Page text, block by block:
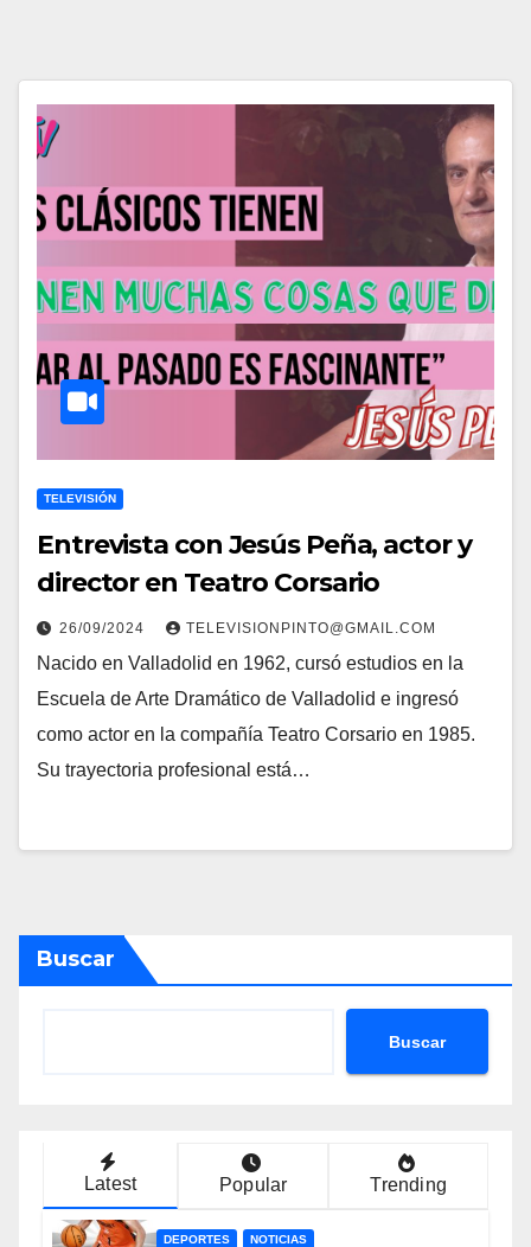
TELEVISIÓN
Entrevista con Jesús Peña, actor y
director en Teatro Corsario
26/09/2024 TELEVISIONPINTO@GMAIL.COM
Nacido en Valladolid en 1962, cursó estudios en la
Escuela de Arte Dramático de Valladolid e ingresó
como actor en la compañía Teatro Corsario en 1985.
Su trayectoria profesional está…
Buscar
Buscar
Latest Popular Trending
DEPORTES NOTICIAS